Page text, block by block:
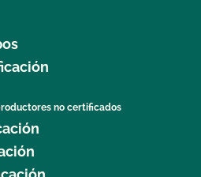
no certificados